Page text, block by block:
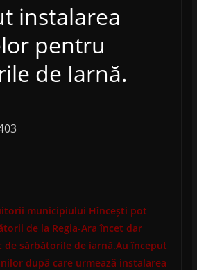
instalarea
pentru
de Iarnă.
municipiului Hîncești pot
de la Regia-Ara încet dar
de sărbătorile de iarnă.Au început
după care urmează instalarea